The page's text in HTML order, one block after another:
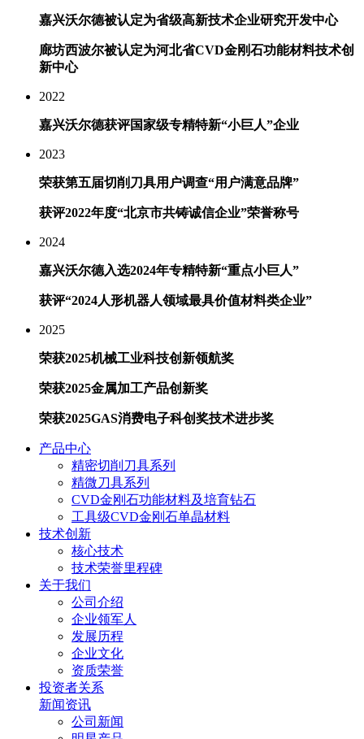
嘉兴沃尔德被认定为省级高新技术企业研究开发中心
廊坊西波尔被认定为河北省CVD金刚石功能材料技术创
新中心
2022
嘉兴沃尔德获评国家级专精特新“小巨人”企业
2023
荣获第五届切削刀具用户调查“用户满意品牌”
获评2022年度“北京市共铸诚信企业”荣誉称号
2024
嘉兴沃尔德入选2024年专精特新“重点小巨人”
获评“2024人形机器人领域最具价值材料类企业”
2025
荣获2025机械工业科技创新领航奖
荣获2025金属加工产品创新奖
荣获2025GAS消费电子科创奖技术进步奖
产品中心
精密切削刀具系列
精微刀具系列
CVD金刚石功能材料及培育钻石
工具级CVD金刚石单晶材料
技术创新
核心技术
技术荣誉里程碑
关于我们
公司介绍
企业领军人
发展历程
企业文化
资质荣誉
投资者关系
新闻资讯
公司新闻